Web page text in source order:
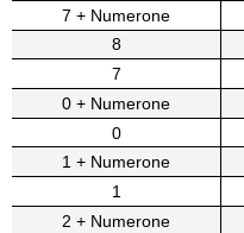
7 + Numerone
8
7
0 + Numerone
0
1 + Numerone
1
2 + Numerone